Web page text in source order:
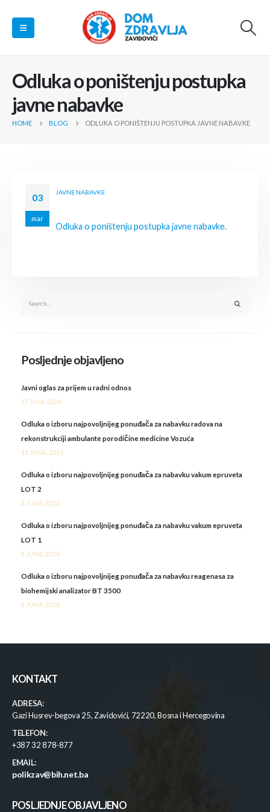
Odluka o poništenju postupka
javne nabavke
HOME BLOG ODLUKA O PONIŠTENJU POSTUPKA JAVNE NABAVKE
03
mar
JAVNE NABAVKE
Odluka o poništenju postupka javne nabavke.
Posljednje objavljeno
Javni oglas za prijem u radni odnos
27 JULA, 2026
Odluka o izboru najpovoljnijeg ponuđača za nabavku radova na
rekonstrukciji ambulante porodičine medicine Vozuća
11 JUNA, 2026
Odluka o izboru najpovoljnijeg ponuđača za nabavku vakum epruveta
LOT 2
8 JUNA, 2026
Odluka o izboru najpovoljnijeg ponuđača za nabavku vakum epruveta
LOT 1
8 JUNA, 2026
Odluka o izboru najpovoljnijeg ponuđača za nabavku reagenasa za
biohemijski analizator BT 3500
8 JUNA, 2026
KONTAKT
ADRESA:
Gazi Husrev-begova 25, Zavidovići, 72220, Bosna i Hercegovina
TELEFON:
+387 32 878-877
EMAIL:
polikzav@bih.net.ba
POSLJEDNJE OBJAVLJENO